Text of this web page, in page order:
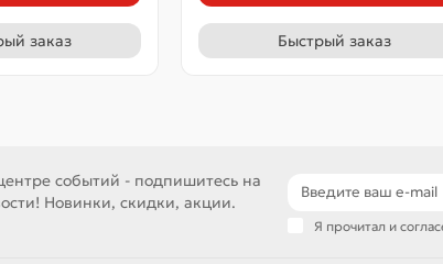
заказ Быстрый заказ
событий - подпишитесь на
Новинки, скидки, акции.
Я прочитал и